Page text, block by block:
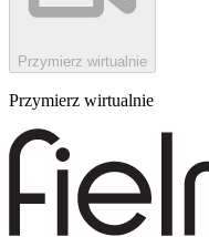
Przymierz wirtualnie
Przymierz wirtualnie